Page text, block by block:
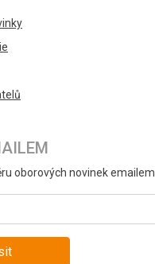
oborových novinek emailem.